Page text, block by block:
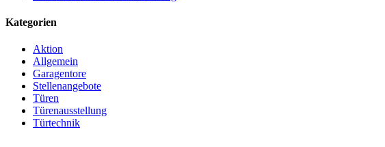
Kategorien
Aktion
Allgemein
Garagentore
Stellenangebote
Türen
Türenausstellung
Türtechnik